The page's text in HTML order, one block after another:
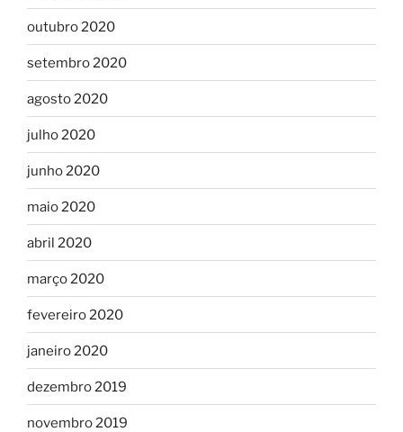
outubro 2020
setembro 2020
agosto 2020
julho 2020
junho 2020
maio 2020
abril 2020
março 2020
fevereiro 2020
janeiro 2020
dezembro 2019
novembro 2019